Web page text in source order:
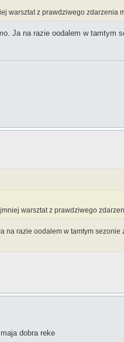
warsztat z prawdziwego zdarzenia
Ja na razie oodalem w tamtym
warsztat z prawdziwego
na razie oodalem w tamtym sezonie
dobra reke